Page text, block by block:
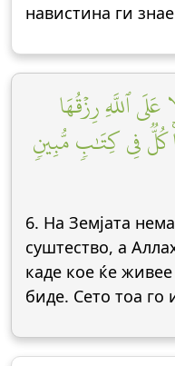
навистина ги
ٱللَّهِ رِزۡقُهَا
كُلّٞ فِي كِتَٰبٖ مُّبِينٖ
6. На Земјата
суштество, а
каде кое ќе
биде. Сето тоа го